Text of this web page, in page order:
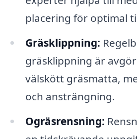
placering för optimal
Gräsklippning:
gräsklippning är
välskött gräsmatta,
och ansträngning.
Ogräsrensning: